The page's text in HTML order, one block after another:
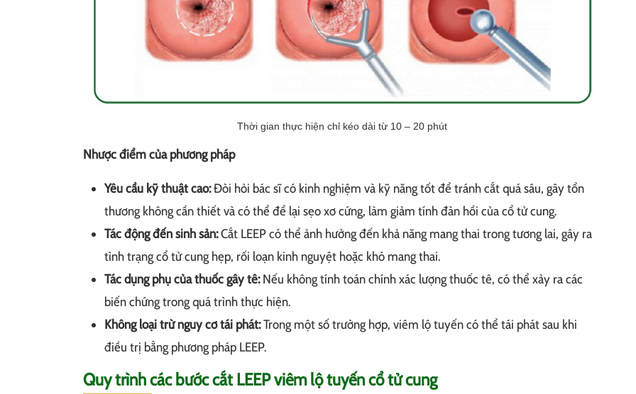
Thời gian thực hiện chỉ kéo dài từ 10 – 20 phút
Nhược điểm của phương pháp
Yêu cầu kỹ thuật cao:Đòi hỏi bác sĩ có kinh nghiệm và kỹ năng tốt để tránh cắt quá sâu, gây tổn
thương không cần thiết và có thể để lại sẹo xơ cứng, làm giảm tính đàn hồi của cổ tử cung​​.
Tác động đến sinh sản:Cắt LEEP có thể ảnh hưởng đến khả năng mang thai trong tương lai, gây ra
tình trạng cổ tử cung hẹp, rối loạn kinh nguyệt hoặc khó mang thai​.
Tác dụng phụ của thuốc gây tê:Nếu không tính toán chính xác lượng thuốc tê, có thể xảy ra các
biến chứng trong quá trình thực hiện​​.
Không loại trừ nguy cơ tái phát:Trong một số trường hợp, viêm lộ tuyến có thể tái phát sau khi
điều trị bằng phương pháp LEEP.
Quy trình các bước cắt LEEP viêm lộ tuyến cổ tử cung